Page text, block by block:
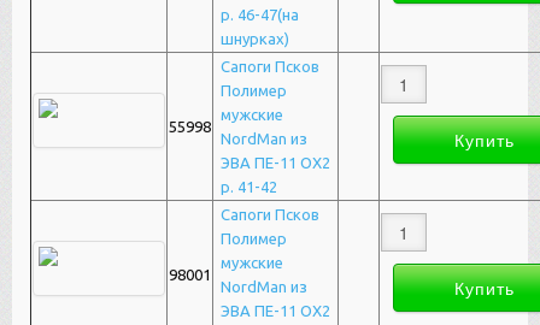
р. 46-47(на
шнурках)
55998
Сапоги Псков
Полимер
мужские
NordMan из
ЭВА ПЕ-11 ОХ2
р. 41-42
98001
Сапоги Псков
Полимер
мужские
NordMan из
ЭВА ПЕ-11 ОХ2